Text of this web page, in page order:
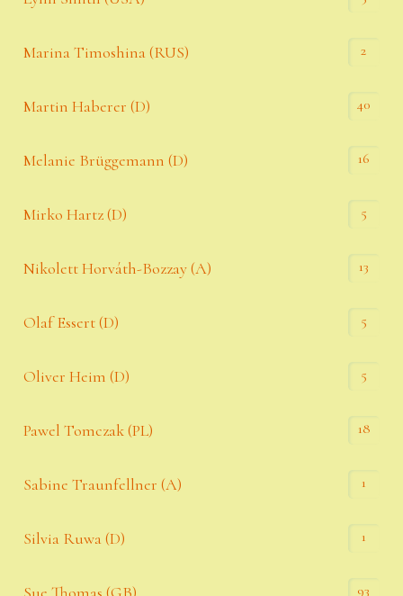
Marina Timoshina (RUS) 2
Martin Haberer (D) 40
Melanie Brüggemann (D) 16
Mirko Hartz (D) 5
Nikolett Horváth-Bozzay (A) 13
Olaf Essert (D) 5
Oliver Heim (D) 5
Pawel Tomczak (PL) 18
Sabine Traunfellner (A) 1
Silvia Ruwa (D) 1
93